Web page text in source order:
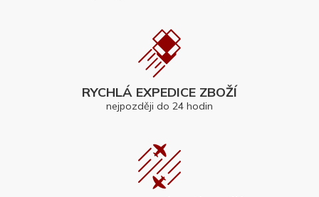
RYCHLÁ EXPEDICE ZBOŽÍ
nejpozději do 24 hodin